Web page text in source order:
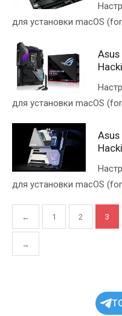
для установки macOS
Asus
для установки macOS
Asus
для установки macOS
Пагинация
записей
← 1 2 3
→